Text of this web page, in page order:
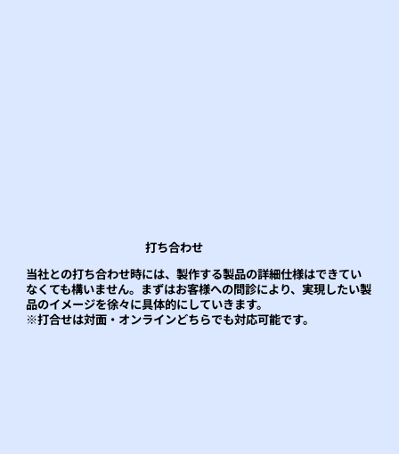
打ち合わせ
当社との打ち合わせ時には、製作する製品の詳細仕様はできてい
なくても構いません。まずはお客様への問診により、実現したい製
品のイメージを徐々に具体的にしていきます。
※打合せは対面・オンラインどちらでも対応可能です。